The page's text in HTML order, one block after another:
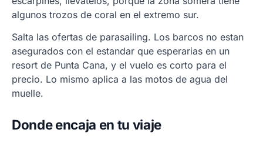
algunos trozos de coral en el extremo sur.
Salta las ofertas de parasailing. Los barcos no estan
asegurados con el estandar que esperarias en un
resort de Punta Cana, y el vuelo es corto para el
precio. Lo mismo aplica a las motos de agua del
muelle.
Donde encaja en tu viaje